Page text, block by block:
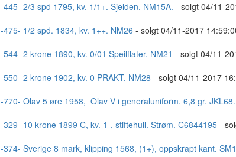
-445- 2/3 spd 1795, kv. 1/1+. Sjelden. NM15A. - solgt 04/11-
-475- 1/2 spd. 1834, kv. 1++. NM26 - solgt 04/11-2017
-544- 2 krone 1890, kv. 0/01 Speilflater. NM21 - solgt 04/11-
-550- 2 krone 1902, kv. 0 PRAKT. NM28 - solgt 04/11-2017
-770- Olav 5 øre 1958, Olav V i generaluniform. 6,8 gr.
-329- 10 krone 1899 C, kv. 1-, stiftehull. Strøm. C6844195-
-374- Sverige 8 mark, klipping 1568, (1+), oppskrapt kant. SM1